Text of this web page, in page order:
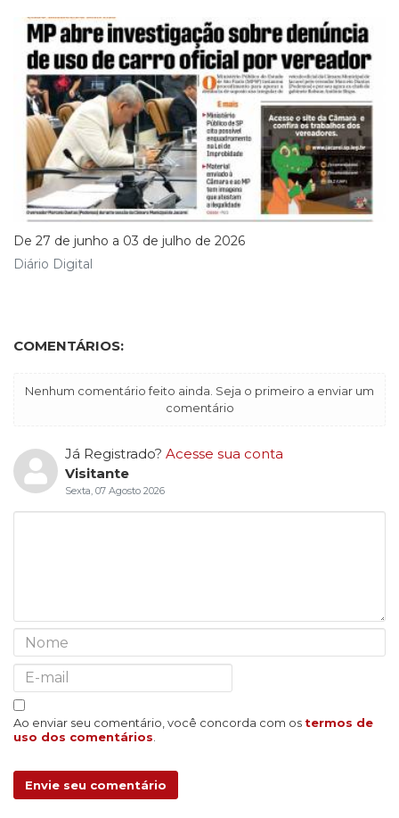
De 27 de junho a 03 de julho de 2026
Diário Digital
COMENTÁRIOS:
Nenhum comentário feito ainda. Seja o primeiro a enviar um
comentário
Já Registrado? Acesse sua conta
Visitante
Sexta, 07 Agosto 2026
Ao enviar seu comentário, você concorda com os termos de
uso dos comentários.
Envie seu comentário